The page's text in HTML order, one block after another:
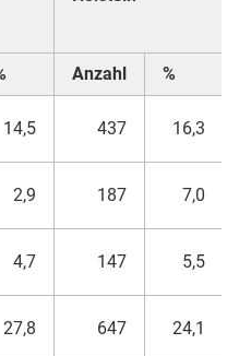
Anzahl %
14,5 437 16,3
2,9 187 7,0
4,7 147 5,5
27,8 647 24,1